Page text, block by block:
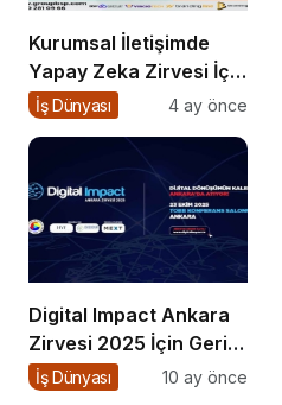
Kurumsal İletişimde
Yapay Zeka Zirvesi İçin
Geri Sayım!
İş Dünyası 4 ay önce
Digital Impact Ankara
Zirvesi 2025 İçin Geri
Sayım!
İş Dünyası 10 ay önce